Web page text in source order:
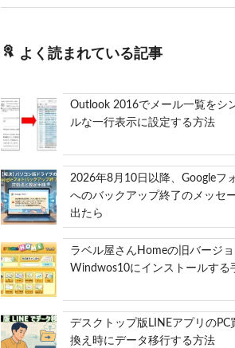
よく読まれている記事
Outlook 2016でメール一覧をシ
ルな一行表示に設定する方法
2026年8月10日以降、Googleフ
へのバックアップ終了のメッセ
出たら
ラベル屋さんHomeの旧バージ
Windwos10にインストールする
デスクトップ版LINEアプリのPC
換え時にデータ移行する方法